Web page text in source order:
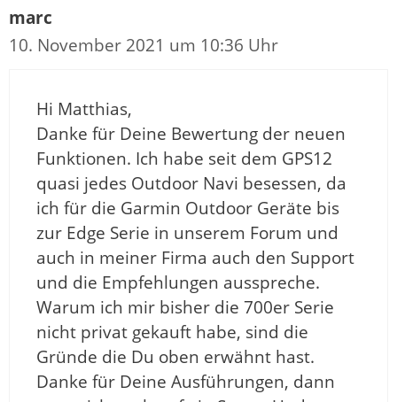
marc
10. November 2021 um 10:36 Uhr
Hi Matthias,
Danke für Deine Bewertung der neuen
Funktionen. Ich habe seit dem GPS12
quasi jedes Outdoor Navi besessen, da
ich für die Garmin Outdoor Geräte bis
zur Edge Serie in unserem Forum und
auch in meiner Firma auch den Support
und die Empfehlungen ausspreche.
Warum ich mir bisher die 700er Serie
nicht privat gekauft habe, sind die
Gründe die Du oben erwähnt hast.
Danke für Deine Ausführungen, dann